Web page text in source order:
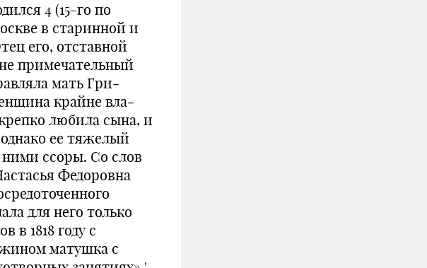
4 (15-го по
в старинной и
его, отставной
примечательный
мать Гри­
крайне вла­
любила сына, и
ее тяже­лый
ссоры. Со слов
Федоровна
для него только
в 1818 году с
матушка с